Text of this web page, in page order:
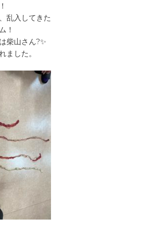
乱入してきた
！
柴山さん?✨
ました。